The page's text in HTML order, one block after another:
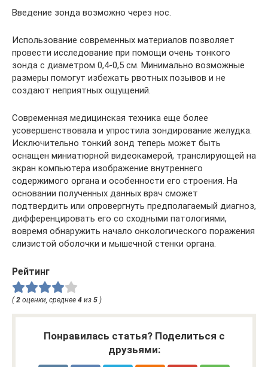
Введение зонда возможно через нос.
Использование современных материалов позволяет
провести исследование при помощи очень тонкого
зонда с диаметром 0,4-0,5 см. Минимально возможные
размеры помогут избежать рвотных позывов и не
создают неприятных ощущений.
Современная медицинская техника еще более
усовершенствовала и упростила зондирование желудка.
Исключительно тонкий зонд теперь может быть
оснащен миниатюрной видеокамерой, транслирующей на
экран компьютера изображение внутреннего
содержимого органа и особенности его строения. На
основании полученных данных врач сможет
подтвердить или опровергнуть предполагаемый диагноз,
дифференцировать его со сходными патологиями,
вовремя обнаружить начало онкологического поражения
слизистой оболочки и мышечной стенки органа.
Рейтинг
(2 оценки, среднее 4 из 5 )
Понравилась статья? Поделиться с
друзьями: